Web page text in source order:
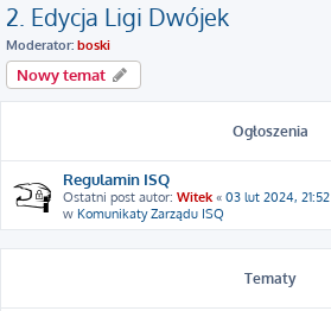
2. Edycja Ligi Dwójek
Moderator: boski
Nowy temat
Ogłoszenia
Regulamin ISQ
Ostatni post autor: Witek « 03 lut 2024, 21:52
w Komunikaty Zarządu ISQ
Tematy